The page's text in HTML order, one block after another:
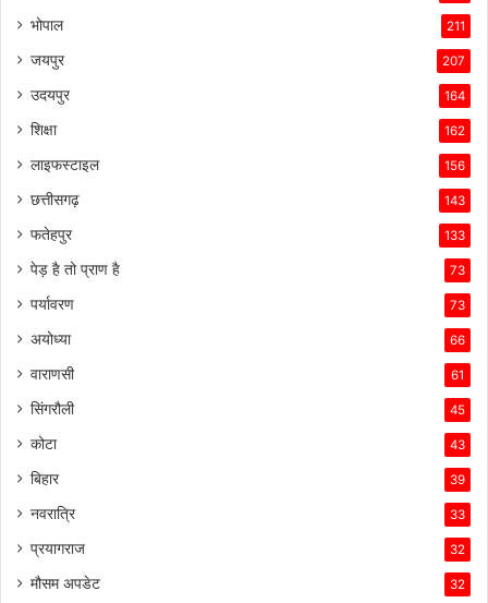
भोपाल 211
जयपुर 207
उदयपुर 164
शिक्षा 162
लाइफस्टाइल 156
छत्तीसगढ़ 143
फतेहपुर 133
पेड़ है तो प्राण है 73
पर्यावरण 73
अयोध्या 66
वाराणसी 61
सिंगरौली 45
कोटा 43
बिहार 39
नवरात्रि 33
प्रयागराज 32
मौसम अपडेट 32